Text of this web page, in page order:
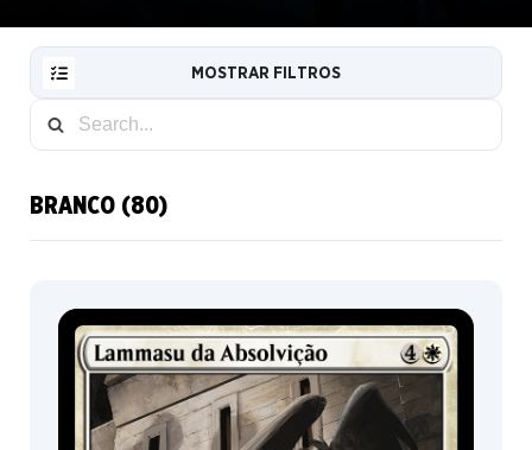
MOSTRAR FILTROS
FILTER
CARTAS
INFO
COLECIONADOR
BRANCO (80)